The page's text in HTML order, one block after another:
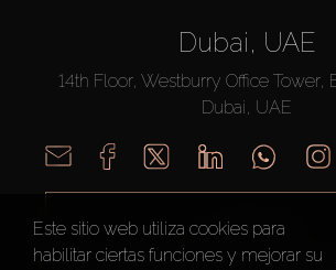
Dubai, UAE
14th Floor, Westburry Office Tower,
Dubai, UAE
LLÁMENOS
Este sitio web utiliza cookies para
habilitar ciertas funciones y mejorar su